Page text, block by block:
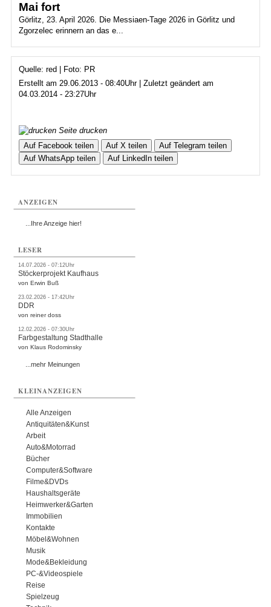
Mai fort
Görlitz, 23. April 2026. Die Messiaen-Tage 2026 in Görlitz und
Zgorzelec erinnern an das e...
Quelle: red | Foto: PR
Erstellt am 29.06.2013 - 08:40Uhr | Zuletzt geändert am
04.03.2014 - 23:27Uhr
Seite drucken
Auf Facebook teilen
Auf X teilen
Auf Telegram teilen
Auf WhatsApp teilen
Auf LinkedIn teilen
ANZEIGEN
...Ihre Anzeige hier!
LESER
14.07.2026 - 07:12Uhr
Stöckerprojekt Kaufhaus
von Erwin Buß
23.02.2026 - 17:42Uhr
DDR
von reiner doss
12.02.2026 - 07:30Uhr
Farbgestaltung Stadthalle
von Klaus Rodominsky
...mehr Meinungen
KLEINANZEIGEN
Alle Anzeigen
Antiquitäten&Kunst
Arbeit
Auto&Motorrad
Bücher
Computer&Software
Filme&DVDs
Haushaltsgeräte
Heimwerker&Garten
Immobilien
Kontakte
Möbel&Wohnen
Musik
Mode&Bekleidung
PC-&Videospiele
Reise
Spielzeug